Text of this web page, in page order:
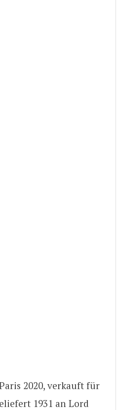
2020, verkauft für
1931 an Lord